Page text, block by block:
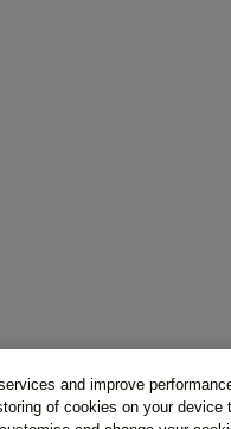
and improve
of cookies on your device